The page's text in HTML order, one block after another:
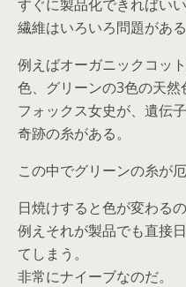
すぐに製品化できればい
繊維はいろいろ問題がある
例えばオーガニックコッ
色、グリーンの3色の天
フォックス女史が、遺伝
奇跡の糸がある。
この中でグリーンの糸が厄
日焼けすると色が変わる
例えそれが製品でも直接
てしまう。
非常にナイーブなのだ。